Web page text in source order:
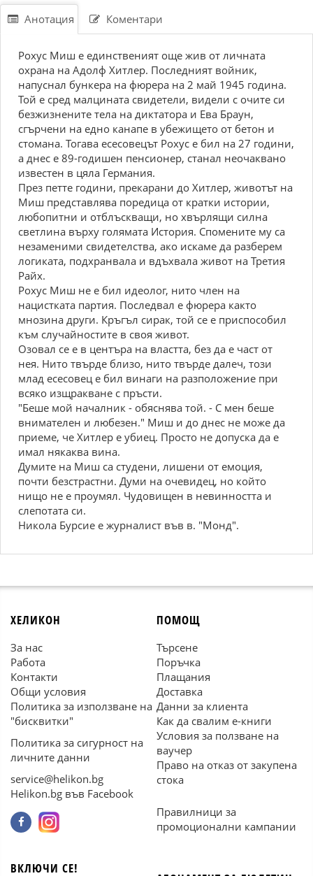
Анотация Коментари
Рохус Миш е единственият още жив от личната
охрана на Адолф Хитлер. Последният войник,
напуснал бункера на фюрера на 2 май 1945 година.
Той е сред малцината свидетели, видели с очите си
безжизнените тела на диктатора и Ева Браун,
сгърчени на едно канапе в убежището от бетон и
стомана. Тогава есесовецът Рохус е бил на 27 години,
а днес е 89-годишен пенсионер, станал неочаквано
известен в цяла Германия.
През петте години, прекарани до Хитлер, животът на
Миш представлява поредица от кратки истории,
любопитни и отблъскващи, но хвърлящи силна
светлина върху голямата История. Спомените му са
незаменими свидетелства, ако искаме да разберем
логиката, подхранвала и вдъхвала живот на Третия
Райх.
Рохус Миш не е бил идеолог, нито член на
нацистката партия. Последвал е фюрера както
мнозина други. Кръгъл сирак, той се е приспособил
към случайностите в своя живот.
Озовал се е в центъра на властта, без да е част от
нея. Нито твърде близо, нито твърде далеч, този
млад есесовец е бил винаги на разположение при
всяко изщракване с пръсти.
"Беше мой началник - обяснява той. - С мен беше
внимателен и любезен." Миш и до днес не може да
приеме, че Хитлер е убиец. Просто не допуска да е
имал някаква вина.
Думите на Миш са студени, лишени от емоция,
почти безстрастни. Думи на очевидец, но който
нищо не е проумял. Чудовищен в невинността и
слепотата си.
Никола Бурсие е журналист във в. "Монд".
ХЕЛИКОН
За нас
Работа
Контакти
Общи условия
Политика за използване на
"бисквитки"
Политика за сигурност на
личните данни
service@helikon.bg
Helikon.bg във Facebook
ПОМОЩ
Търсене
Поръчка
Плащания
Доставка
Данни за клиента
Как да свалим е-книги
Условия за ползване на
ваучер
Право на отказ от закупена
стока
Правилници за
промоционални кампании
ВКЛЮЧИ СЕ!